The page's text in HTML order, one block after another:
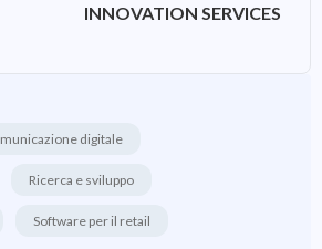
INNOVATION SERVICES
digitale
Ricerca e sviluppo
Software per il retail